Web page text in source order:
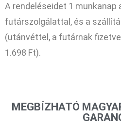
A rendeléseidet 1 munkanap
futárszolgálattal, és a
(utánvéttel, a futárnak
1.698 Ft).
MEGBÍZHATÓ